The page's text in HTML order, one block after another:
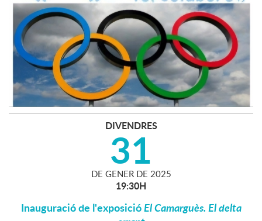
DIVENDRES
31
DE GENER DE 2025
19:30H
Inauguració de l'exposicióEl Camarguès. El delta